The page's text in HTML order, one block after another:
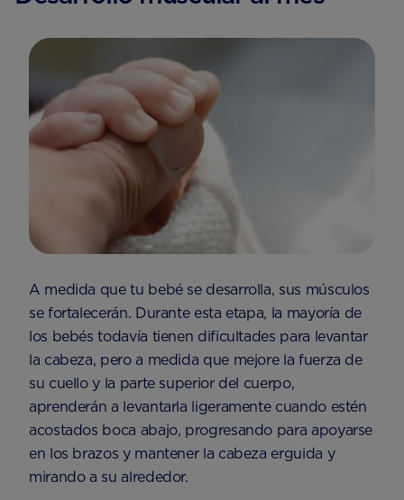
A medida que tu bebé se desarrolla, sus músculos
se fortalecerán. Durante esta etapa, la mayoría de
los bebés todavía tienen dificultades para levantar
la cabeza, pero a medida que mejore la fuerza de
su cuello y la parte superior del cuerpo,
aprenderán a levantarla ligeramente cuando estén
acostados boca abajo, progresando para apoyarse
en los brazos y mantener la cabeza erguida y
mirando a su alrededor.